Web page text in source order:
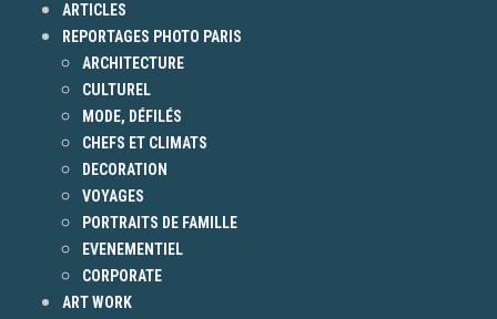
ARTICLES
REPORTAGES PHOTO PARIS
ARCHITECTURE
CULTUREL
MODE, DÉFILÉS
CHEFS ET CLIMATS
DECORATION
VOYAGES
PORTRAITS DE FAMILLE
EVENEMENTIEL
CORPORATE
ART WORK